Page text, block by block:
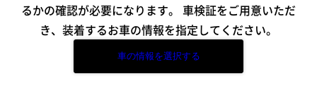
るかの確認が必要になります。 車検証をご用意いただ
き、装着するお車の情報を指定してください。
車の情報を選択する